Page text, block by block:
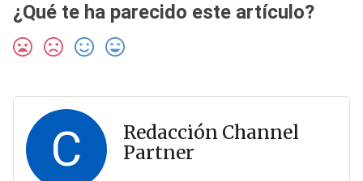
¿Qué te ha parecido este artículo?
C
Redacción Channel
Partner